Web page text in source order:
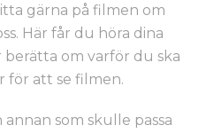
gärna på filmen om
Här får du höra dina
om varför du ska
för att se filmen.
som skulle passa